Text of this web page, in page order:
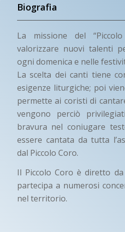
Biografia
La missione del
valorizzare nuovi talenti
ogni domenica e nelle
La scelta dei canti tiene
esigenze liturgiche; poi
permette ai coristi di
vengono perciò
bravura nel coniugare
essere cantata da tutta
dal Piccolo Coro.
Il Piccolo Coro è diretto
partecipa a numerosi
nel territorio.